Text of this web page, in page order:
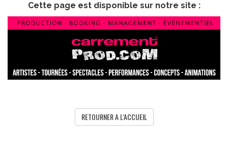
Cette page est disponible sur notre site :
RETOURNER A L'ACCUEIL